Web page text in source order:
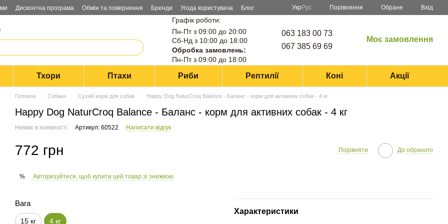
Дисконтна програма Обмін та повернення Бренди Угода користувача Блог Укр Рус Порівняння Обране Вхід
Графік роботи:
Пн-Пт з 09:00 до 20:00
Сб-Нд з 10:00 до 18:00
Обробка замовлень:
Пн-Пт з 09:00 до 18:00
063 183 00 73
067 385 69 69
Моє замовлення
Тхори Птахи Риби Рептилії Коні Акції
Головна Собаки Сухий корм для собак Happy Dog NaturCroq Balance - Баланс - корм для активних собак - 4 кг
Happy Dog NaturCroq Balance - Баланс - корм для активних собак - 4 кг
Немає в наявності Артикул: 60522 Написати відгук
772 грн Порівняти До обраного
% Авторизуйтеся, щоб купити цей товар зі знижкою
Вага
15 кг 4 кг
Характеристики